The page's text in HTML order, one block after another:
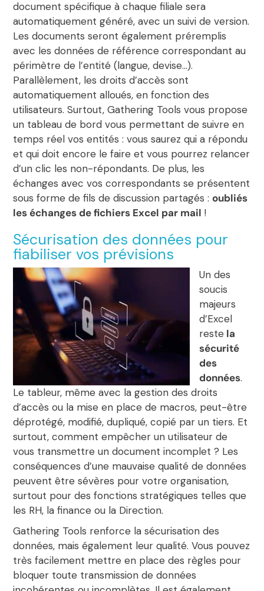
document spécifique à chaque filiale sera
automatiquement généré, avec un suivi de version.
Les documents seront également préremplis
avec les données de référence correspondant au
périmètre de l’entité (langue, devise…).
Parallèlement, les droits d’accès sont
automatiquement alloués, en fonction des
utilisateurs. Surtout, Gathering Tools vous propose
un tableau de bord vous permettant de suivre en
temps réel vos entités : vous saurez qui a répondu
et qui doit encore le faire et vous pourrez relancer
d’un clic les non-répondants. De plus, les
échanges avec vos correspondants se présentent
sous forme de fils de discussion partagés : oubliés
les échanges de fichiers Excel par mail !
Sécurisation des données pour
fiabiliser vos prévisions
Un des
soucis
majeurs
d’Excel
reste la
sécurité
des
données.
Le tableur, même avec la gestion des droits
d’accès ou la mise en place de macros, peut-être
déprotégé, modifié, dupliqué, copié par un tiers. Et
surtout, comment empêcher un utilisateur de
vous transmettre un document incomplet ? Les
conséquences d’une mauvaise qualité de données
peuvent être sévères pour votre organisation,
surtout pour des fonctions stratégiques telles que
les RH, la finance ou la Direction.
Gathering Tools renforce la sécurisation des
données, mais également leur qualité. Vous pouvez
très facilement mettre en place des règles pour
bloquer toute transmission de données